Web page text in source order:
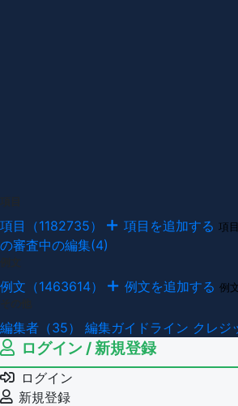
項目（1182735） 項目を追加する 項
の審査中の編集(4)
例文（1463614） 例文を追加する 例
編集者（35） 編集ガイドライン クレジ
ログイン / 新規登録
ログイン
新規登録